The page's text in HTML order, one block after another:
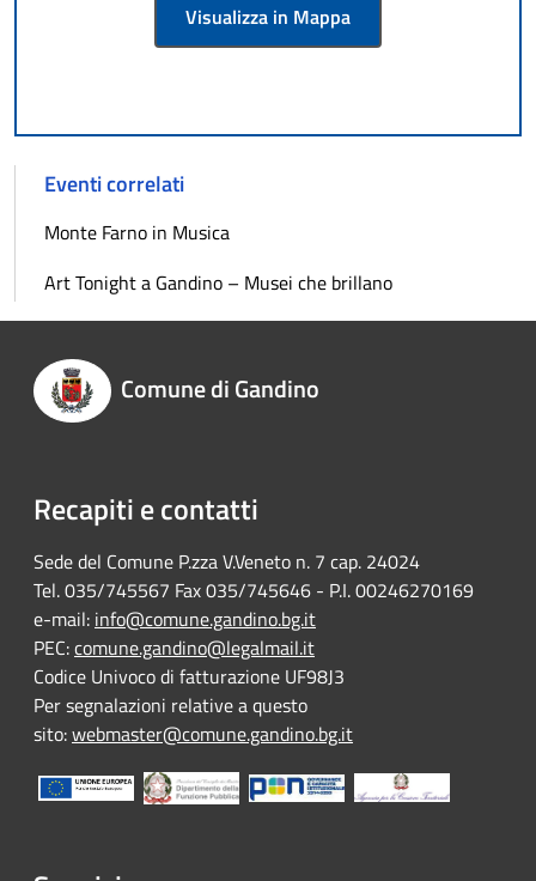
Visualizza in Mappa
Eventi correlati
Monte Farno in Musica
Art Tonight a Gandino – Musei che brillano
Comune di Gandino
Recapiti e contatti
Sede del Comune P.zza V.Veneto n. 7 cap. 24024
Tel. 035/745567 Fax 035/745646 - P.I. 00246270169
e-mail: info@comune.gandino.bg.it
PEC:comune.gandino@legalmail.it
Codice Univoco di fatturazione UF98J3
Per segnalazioni relative a questo
sito:webmaster@comune.gandino.bg.it